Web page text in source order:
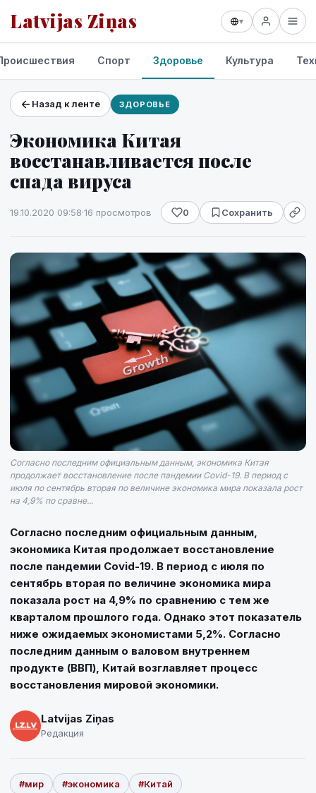
Latvijas Ziņas ▾
Проекты и сервисы
Прогноз погоды
Спорт Здоровье Культура
Назад к ленте ЗДОРОВЬЕ
Экономика Китая
восстанавливается после
спада вируса
19.10.2020 09:58·16 просмотров 0 Сохранить
Согласно последним официальным данным, экономика Китая
продолжает восстановление после пандемии Covid-19. В период с
июля по сентябрь вторая по величине экономика мира показала рост
на 4,9% по сравне...
Согласно последним официальным данным,
экономика Китая продолжает восстановление
после пандемии Covid-19. В период с июля по
сентябрь вторая по величине экономика мира
показала рост на 4,9% по сравнению с тем же
кварталом прошлого года. Однако этот показатель
ниже ожидаемых экономистами 5,2%. Согласно
последним данным о валовом внутреннем
продукте (ВВП), Китай возглавляет процесс
восстановления мировой экономики.
Latvijas Ziņas
Редакция
#мир #экономика #Китай